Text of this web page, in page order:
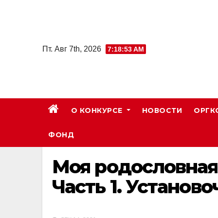
Пт. Авг 7th, 2026
7:18:53 AM
О КОНКУРСЕ НОВОСТИ
ФОНД
Моя
Часть 1.